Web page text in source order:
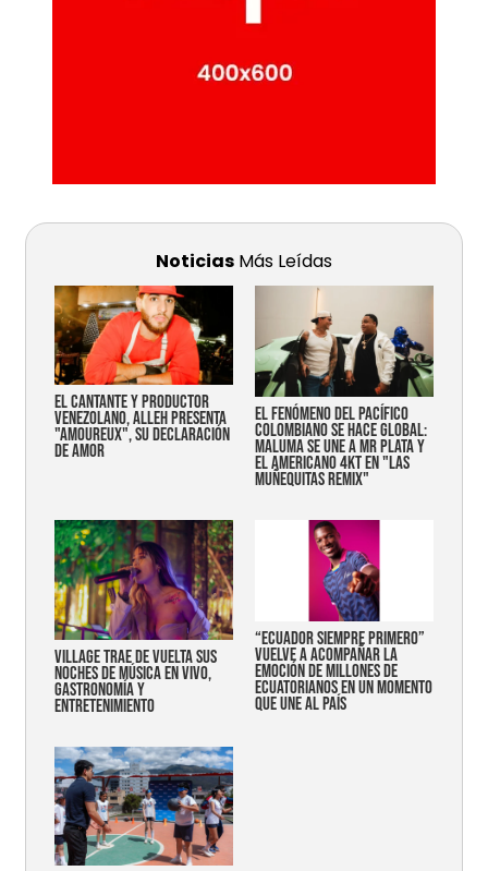
Noticias Más Leídas
EL CANTANTE Y PRODUCTOR
VENEZOLANO, ALLEH PRESENTA
"AMOUREUX", SU DECLARACIÓN
DE AMOR
EL FENÓMENO DEL PACÍFICO
COLOMBIANO SE HACE GLOBAL:
MALUMA SE UNE A MR PLATA Y
EL AMERICANO 4KT EN "LAS
MUÑEQUITAS REMIX"
Village trae de vuelta sus
noches de música en vivo,
gastronomía y
entretenimiento
“Ecuador siempre primero”
vuelve a acompañar la
emoción de millones de
ecuatorianos en un momento
que une al país